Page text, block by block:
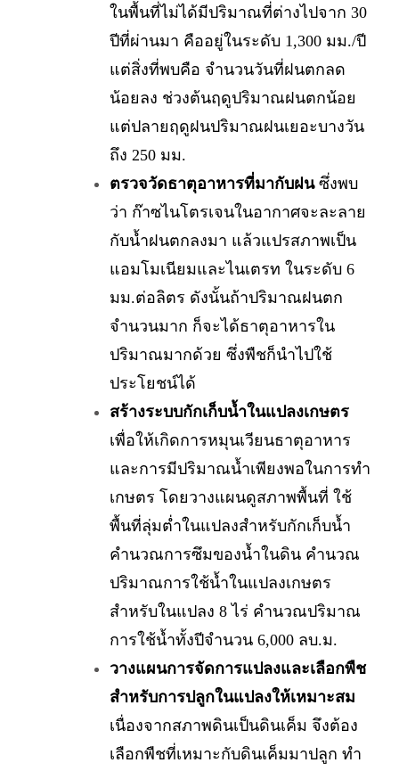
ในพื้นที่ไม่ได้มีปริมาณที่ต่างไปจาก 30
ปีที่ผ่านมา คืออยู่ในระดับ 1,300 มม./ปี
แต่สิ่งที่พบคือ จำนวนวันที่ฝนตกลด
น้อยลง ช่วงต้นฤดูปริมาณฝนตกน้อย
แต่ปลายฤดูฝนปริมาณฝนเยอะบางวัน
ถึง 250 มม.
ตรวจวัดธาตุอาหารที่มากับฝนซึ่งพบ
ว่า ก๊าซไนโตรเจนในอากาศจะละลาย
กับน้ำฝนตกลงมา แล้วแปรสภาพเป็น
แอมโมเนียมและไนเตรท ในระดับ 6
มม.ต่อลิตร ดังนั้นถ้าปริมาณฝนตก
จำนวนมาก ก็จะได้ธาตุอาหารใน
ปริมาณมากด้วย ซึ่งพืชก็นำไปใช้
ประโยชน์ได้
สร้างระบบกักเก็บน้ำในแปลงเกษตร
เพื่อให้เกิดการหมุนเวียนธาตุอาหาร
และการมีปริมาณน้ำเพียงพอในการทำ
เกษตร โดยวางแผนดูสภาพพื้นที่ ใช้
พื้นที่ลุ่มต่ำในแปลงสำหรับกักเก็บน้ำ
คำนวณการซึมของน้ำในดิน คำนวณ
ปริมาณการใช้น้ำในแปลงเกษตร
สำหรับในแปลง 8 ไร่ คำนวณปริมาณ
การใช้น้ำทั้งปีจำนวน 6,000 ลบ.ม.
วางแผนการจัดการแปลงและเลือกพืช
สำหรับการปลูกในแปลงให้เหมาะสม
เนื่องจากสภาพดินเป็นดินเค็ม จึงต้อง
เลือกพืชที่เหมาะกับดินเค็มมาปลูก ทำ